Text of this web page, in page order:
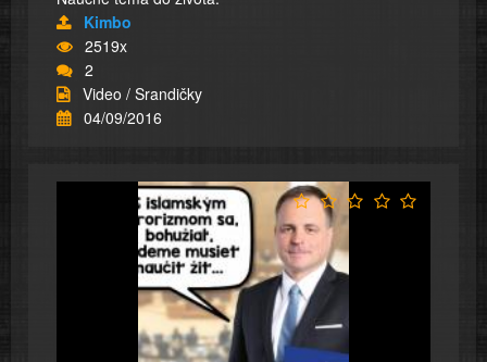
Kimbo
2519x
2
Video / Srandičky
04/09/2016